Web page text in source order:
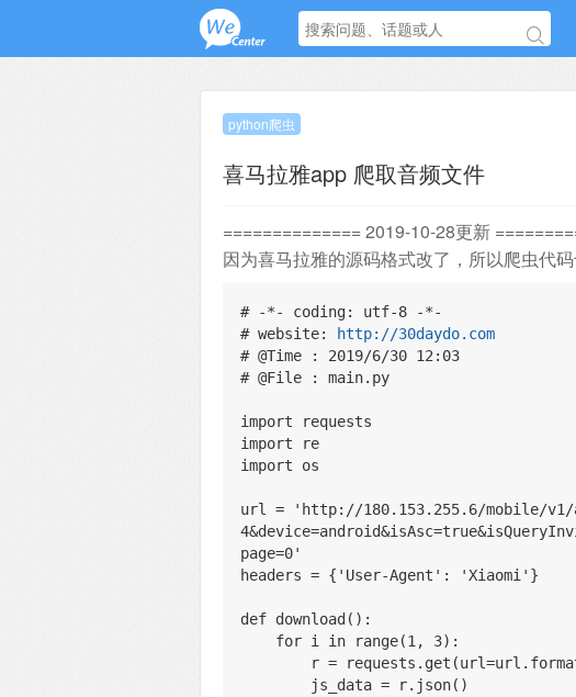
python爬虫
喜马拉雅app 爬取音频文件
============== 2019-10-28更新
因为喜马拉雅的源码格式改了，所以爬虫代
# -*- coding: utf-8 -*-
# website:
http://30daydo.com
# @Time : 2019/6/30 12:03
# @File : main.py
import requests
import re
import os
url = 'http://180.153.255.6/mobile/v1/
page=0'
headers = {'User-Agent': 'Xiaomi'}
def download():
    for i in range(1, 3):
r =
        js_data = r.json()